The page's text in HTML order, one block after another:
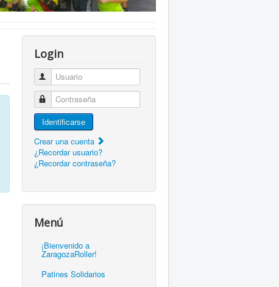
Login
Usuario
Contraseña
Identificarse
Crear una cuenta
¿Recordar usuario?
¿Recordar contraseña?
Menú
¡Bienvenido a
ZaragozaRoller!
Patines Solidarios